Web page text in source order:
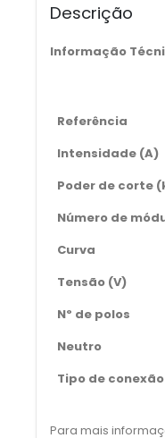
Descrição
Informação
Referência
Intensidade (A)
Poder de corte
Número de
Curva
Tensão (V)
Nº de polos
Neutro
Tipo de conexão
Para mais